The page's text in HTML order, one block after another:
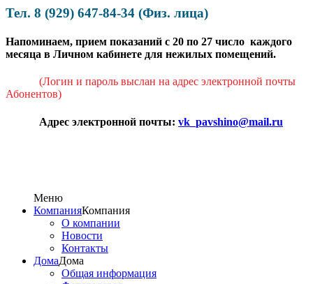
Тел. 8 (929) 647-84-34 (Физ. лица)
Напоминаем, прием показаний с 20 по 27 число каждого
месяца в Личном кабинете для нежилых помещений.
(Логин и пароль выслан на адрес электронной почты
Абонентов)
Адрес электронной почты: vk_pavshino@mail.ru
Меню
КомпанияКомпания
О компании
Новости
Контакты
ДомаДома
Общая информация